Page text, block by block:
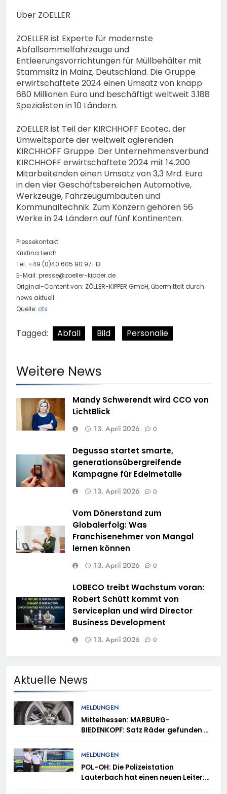
Über ZOELLER
ZOELLER ist Experte für modernste
Abfallsammelfahrzeuge und
Entleerungsvorrichtungen für Müllbehälter mit
Stammsitz in Mainz, Deutschland. Die Gruppe
erwirtschaftete 2024 einen Umsatz von knapp
680 Millionen Euro und beschäftigt weltweit 3.188
Spezialisten in 10 Ländern.
ZOELLER ist Teil der KIRCHHOFF Ecotec, der
Umweltsparte der weltweit agierenden
KIRCHHOFF Gruppe. Der Unternehmensverbund
KIRCHHOFF erwirtschaftete 2024 mit 14.200
Mitarbeitenden einen Umsatz von 3,3 Mrd. Euro
in den vier Geschäftsbereichen Automotive,
Werkzeuge, Fahrzeugumbauten und
Kommunaltechnik. Zum Konzern gehören 56
Werke in 24 Ländern auf fünf Kontinenten.
Pressekontakt:
Kristina Lerch
Tel. +49 (0)40 605 90 97-13
E-Mail: presse@zoeller-kipper.de
Original-Content von: ZÖLLER-KIPPER GmbH, übermittelt durch
news aktuell
Quelle: ots
Tagged: Abfall Bild Personalie
Weitere News
Mandy Schwerendt wird CCO von
LichtBlick
13. April 2026 0
Degussa startet smarte,
generationsübergreifende
Kampagne für Edelmetalle
13. April 2026 0
Vom Dönerstand zum
Globalerfolg: Was
Franchisenehmer von Mangal
lernen können
13. April 2026 0
LOBECO treibt Wachstum voran:
Robert Schütt kommt von
Serviceplan und wird Director
Business Development
13. April 2026 0
Aktuelle News
MELDUNGEN
Mittelhessen: MARBURG-
BIEDENKOPF: Satz Räder gefunden –
MELDUNGEN
POL-OH: Die Polizeistation
Lauterbach hat einen neuen Leiter: